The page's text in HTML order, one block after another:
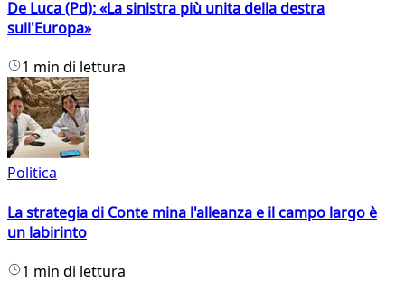
De Luca (Pd): «La sinistra più unita della destra
sull'Europa»
1 min di lettura
Politica
La strategia di Conte mina l'alleanza e il campo largo è
un labirinto
1 min di lettura